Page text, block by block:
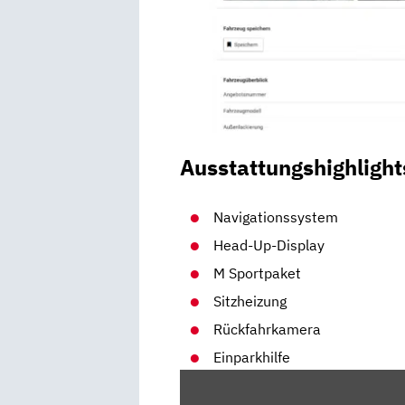
Navigationssystem
Head-Up-Display
M Sportpaket
Sitzheizung
Rückfahrkamera
Einparkhilfe